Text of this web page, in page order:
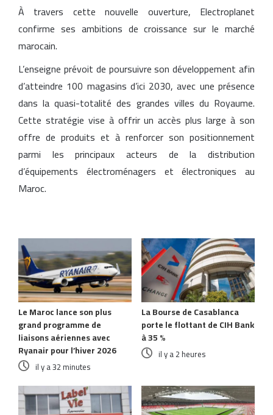
À travers cette nouvelle ouverture, Electroplanet
confirme ses ambitions de croissance sur le marché
marocain.
L’enseigne prévoit de poursuivre son développement afin
d’atteindre 100 magasins d’ici 2030, avec une présence
dans la quasi-totalité des grandes villes du Royaume.
Cette stratégie vise à offrir un accès plus large à son
offre de produits et à renforcer son positionnement
parmi les principaux acteurs de la distribution
d’équipements électroménagers et électroniques au
Maroc.
Le Maroc lance son plus
grand programme de
liaisons aériennes avec
Ryanair pour l’hiver 2026
il y a 32 minutes
La Bourse de Casablanca
porte le flottant de CIH Bank
à 35 %
il y a 2 heures